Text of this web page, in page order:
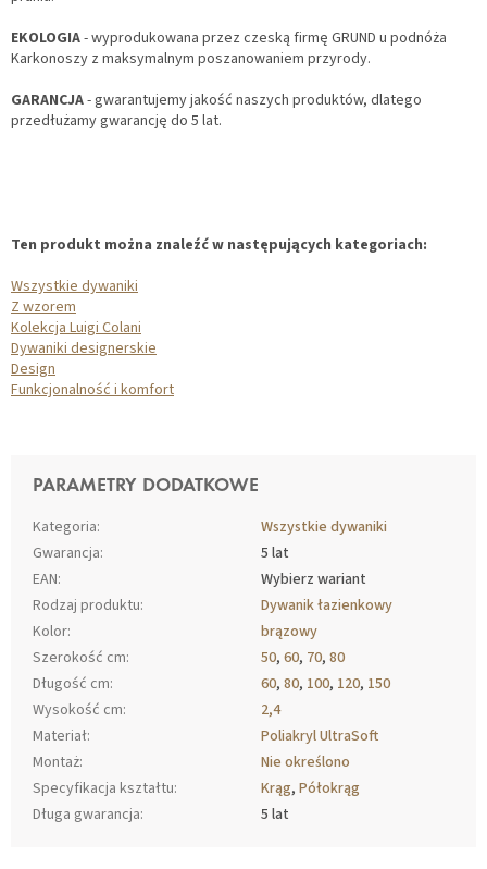
EKOLOGIA- wyprodukowana przez czeską firmę GRUND u podnóża
Karkonoszy z maksymalnym poszanowaniem przyrody.
GARANCJA- gwarantujemy jakość naszych produktów, dlatego
przedłużamy gwarancję do 5 lat.
Ten produkt można znaleźć w następujących kategoriach:
Wszystkie dywaniki
Z wzorem
Kolekcja Luigi Colani
Dywaniki designerskie
Design
Funkcjonalność i komfort
PARAMETRY DODATKOWE
Kategoria:
Wszystkie dywaniki
Gwarancja:
5 lat
EAN:
Wybierz wariant
Rodzaj produktu:
Dywanik łazienkowy
Kolor:
brązowy
Szerokość cm: 50, 60, 70, 80
Długość cm: 60, 80, 100, 120, 150
Wysokość cm:
2,4
Materiał:
Poliakryl UltraSoft
Montaż:
Nie określono
Specyfikacja kształtu: Krąg, Półokrąg
Długa gwarancja:
5 lat